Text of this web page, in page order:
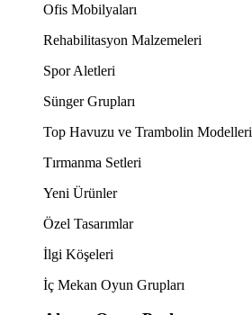
Ofis Mobilyaları
Rehabilitasyon Malzemeleri
Spor Aletleri
Sünger Grupları
Top Havuzu ve Trambolin Modelleri
Tırmanma Setleri
Yeni Ürünler
Özel Tasarımlar
İlgi Köşeleri
İç Mekan Oyun Grupları